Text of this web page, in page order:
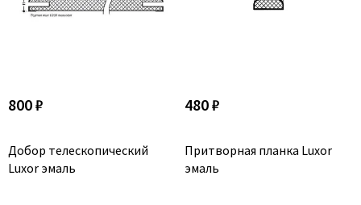
800 ₽
Добор телескопический
Luxor эмаль
480 ₽
Притворная планка Luxor
эмаль